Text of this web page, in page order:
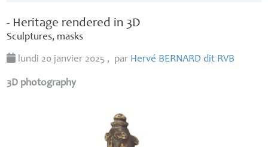
- Heritage rendered in 3D
Sculptures, masks
lundi 20 janvier 2025 , par Hervé BERNARD dit RVB
3D photography